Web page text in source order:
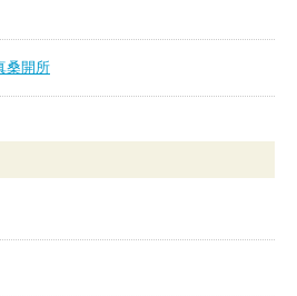
桑開所